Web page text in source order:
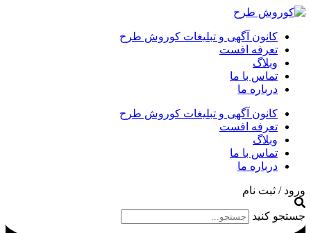
کانون آگهی و تبلیغات کوروش طرح
تعرفه افست
وبلاگ
تماس با ما
درباره ما
کانون آگهی و تبلیغات کوروش طرح
تعرفه افست
وبلاگ
تماس با ما
درباره ما
ورود / ثبت نام
جستجو کنید